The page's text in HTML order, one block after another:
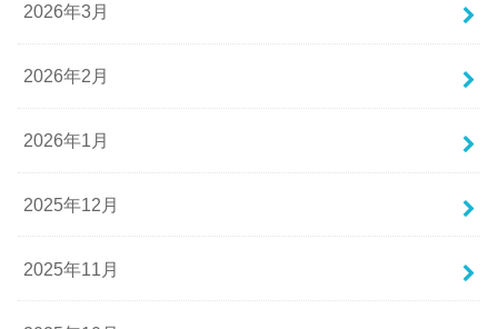
2026年3月
2026年2月
2026年1月
2025年12月
2025年11月